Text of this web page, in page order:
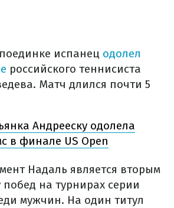
испанец одолел
российского теннисиста
Матч длился почти 5
Андрееску одолела
в финале US Open
Надаль является вторым
побед на турнирах серии
мужчин. На один титул